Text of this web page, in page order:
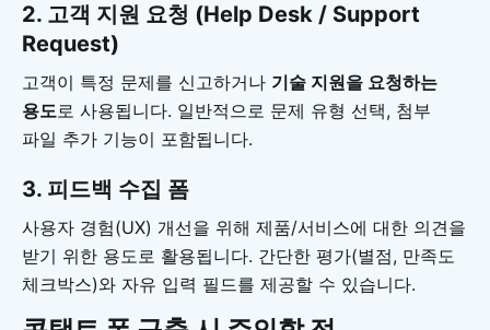
2. 고객 지원 요청 (Help Desk / Support
Request)
고객이 특정 문제를 신고하거나 기술 지원을 요청하는
용도로 사용됩니다. 일반적으로 문제 유형 선택, 첨부
파일 추가 기능이 포함됩니다.
3. 피드백 수집 폼
사용자 경험(UX) 개선을 위해 제품/서비스에 대한 의견을
받기 위한 용도로 활용됩니다. 간단한 평가(별점, 만족도
체크박스)와 자유 입력 필드를 제공할 수 있습니다.